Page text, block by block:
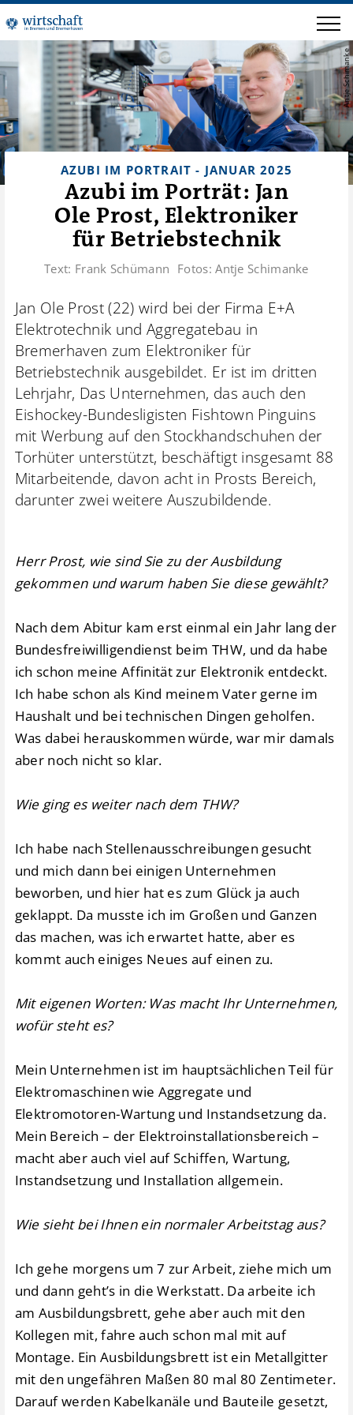
Antje Schimanke
AZUBI IM PORTRAIT - JANUAR 2025
Azubi im Porträt: Jan
Ole Prost, Elektroniker
für Betriebstechnik
Text: Frank Schümann Fotos:Antje Schimanke
Jan Ole Prost (22) wird bei der Firma E+A
Elektrotechnik und Aggregatebau in
Bremerhaven zum Elektroniker für
Betriebstechnik ausgebildet. Er ist im dritten
Lehrjahr, Das Unternehmen, das auch den
Eishockey-Bundesligisten Fishtown Pinguins
mit Werbung auf den Stockhandschuhen der
Torhüter unterstützt, beschäftigt insgesamt 88
Mitarbeitende, davon acht in Prosts Bereich,
darunter zwei weitere Auszubildende.
Herr Prost, wie sind Sie zu der Ausbildung
gekommen und warum haben Sie diese gewählt?
Nach dem Abitur kam erst einmal ein Jahr lang der
Bundesfreiwilligendienst beim THW, und da habe
ich schon meine Affinität zur Elektronik entdeckt.
Ich habe schon als Kind meinem Vater gerne im
Haushalt und bei technischen Dingen geholfen.
Was dabei herauskommen würde, war mir damals
aber noch nicht so klar.
Wie ging es weiter nach dem THW?
Ich habe nach Stellenausschreibungen gesucht
und mich dann bei einigen Unternehmen
beworben, und hier hat es zum Glück ja auch
geklappt. Da musste ich im Großen und Ganzen
das machen, was ich erwartet hatte, aber es
kommt auch einiges Neues auf einen zu.
Mit eigenen Worten: Was macht Ihr Unternehmen,
wofür steht es?
Mein Unternehmen ist im hauptsächlichen Teil für
Elektromaschinen wie Aggregate und
Elektromotoren-Wartung und Instandsetzung da.
Mein Bereich – der Elektroinstallationsbereich –
macht aber auch viel auf Schiffen, Wartung,
Instandsetzung und Installation allgemein.
Wie sieht bei Ihnen ein normaler Arbeitstag aus?
Ich gehe morgens um 7 zur Arbeit, ziehe mich um
und dann geht’s in die Werkstatt. Da arbeite ich
am Ausbildungsbrett, gehe aber auch mit den
Kollegen mit, fahre auch schon mal mit auf
Montage. Ein Ausbildungsbrett ist ein Metallgitter
mit den ungefähren Maßen 80 mal 80 Zentimeter.
Darauf werden Kabelkanäle und Bauteile gesetzt,